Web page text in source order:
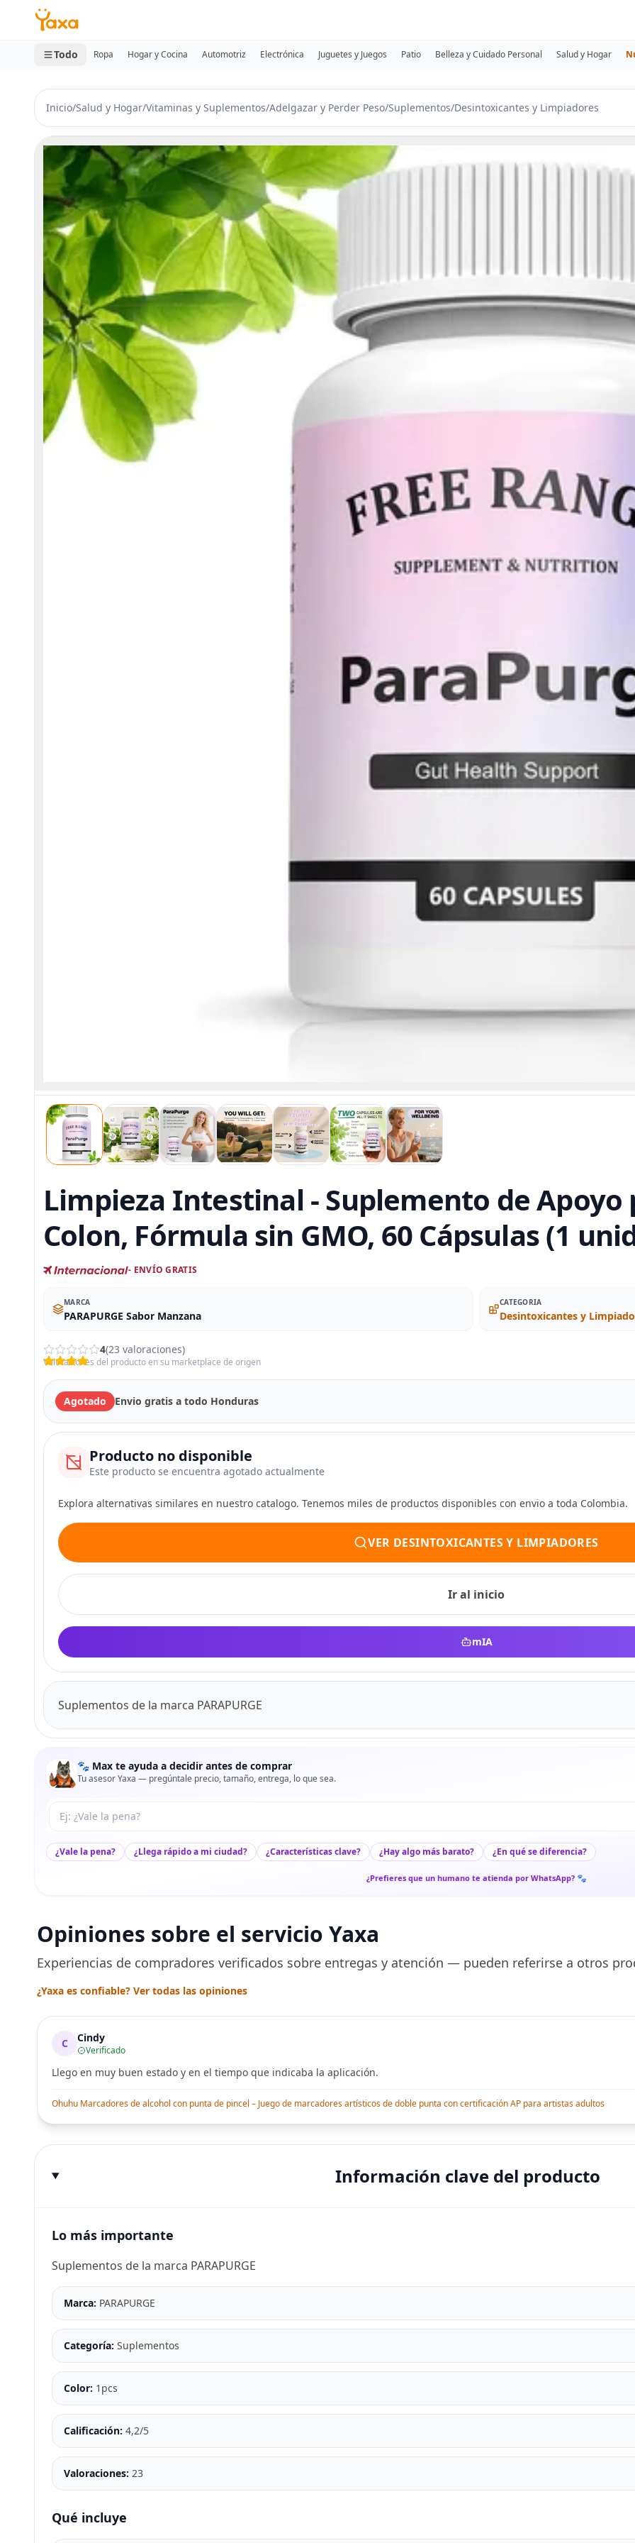
MINI CARRITO
0 productos
Todo Ropa Hogar y Cocina Automotriz Electrónica Juguetes y Juegos Patio Belleza y Cuidado Personal Salud y Hogar
Inicio/Salud y Hogar/Vitaminas y Suplementos/Adelgazar y Perder Peso/Suplementos/Desintoxicantes y Limpiadores
Limpieza Intestinal - Suplemento de
Colon, Fórmula sin GMO, 60 Cápsulas (1
- ENVÍO GRATIS
MARCA
PARAPURGE Sabor Manzana
CATEGORIA
Desintoxicantes y
4(23 valoraciones)
Valoraciones del producto en su marketplace de origen
Agotado Envio gratis a todo Honduras
Producto no disponible
Este producto se encuentra agotado actualmente
Explora alternativas similares en nuestro catalogo. Tenemos miles de productos disponibles con envio a toda Colombia.
VER DESINTOXICANTES Y LIMPIADORES
Ir al inicio
mIA
Suplementos de la marca PARAPURGE
🐾 Max te ayuda a decidir antes de comprar
Tu asesor Yaxa — pregúntale precio, tamaño, entrega, lo que sea.
Tu pregunta a Max
¿Vale la pena? ¿Llega rápido a mi ciudad? ¿Características clave? ¿Hay algo más barato? ¿En qué se diferencia?
¿Prefieres que un humano te atienda por WhatsApp? 🐾
Opiniones sobre el servicio Yaxa
Experiencias de compradores verificados sobre entregas y atención — pueden referirse a otros
¿Yaxa es confiable? Ver todas las opiniones
C Cindy
Verificado
Llego en muy buen estado y en el tiempo que indicaba la aplicación.
Ohuhu Marcadores de alcohol con punta de pincel – Juego de marcadores artísticos de doble punta con certificación AP para artistas adultos
Información clave del producto
Lo más importante
Suplementos de la marca PARAPURGE
Marca: PARAPURGE
Categoría: Suplementos
Color: 1pcs
Calificación: 4,2/5
Valoraciones: 23
Qué incluye